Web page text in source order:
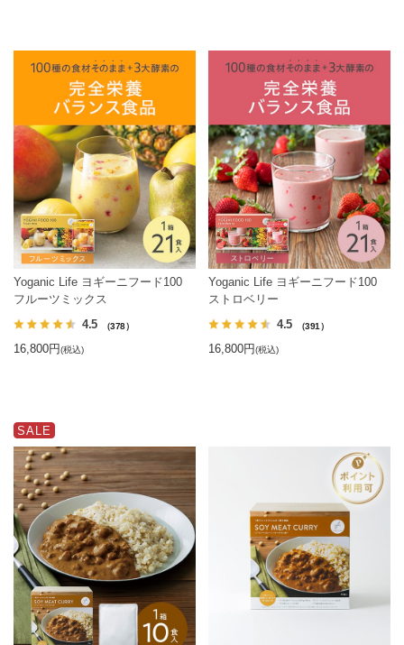
Yoganic Life ヨギーニフード100
フルーツミックス
4.5 （378）
16,800円(税込)
Yoganic Life ヨギーニフード100
ストロベリー
4.5 （391）
16,800円(税込)
SALE